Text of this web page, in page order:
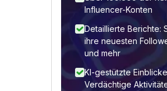
Influencer-Konten
Detaillierte Berichte:
ihre neuesten
und mehr
KI-gestützte
Verdächtige